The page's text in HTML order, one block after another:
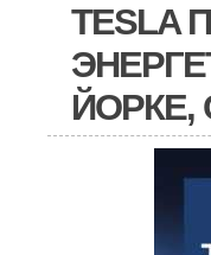
TESLA
ЙОРКЕ,